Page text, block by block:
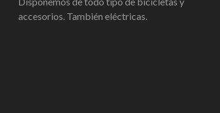
accesorios. También eléctricas.